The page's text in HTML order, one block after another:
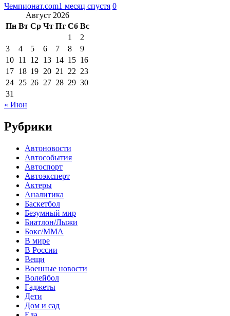
Чемпионат.com1 месяц спустя 0
Август 2026
Пн Вт Ср Чт Пт Сб Вс
1
2
3
4 5 6 7 8
9
10 11 12 13 14 15 16
17 18 19 20 21 22 23
24 25 26 27 28 29 30
31
« Июн
Рубрики
Автоновости
Автособытия
Автоспорт
Автоэксперт
Актеры
Аналитика
Баскетбол
Безумный мир
Биатлон/Лыжи
Бокс/MMA
В мире
В России
Вещи
Военные новости
Волейбол
Гаджеты
Дети
Дом и сад